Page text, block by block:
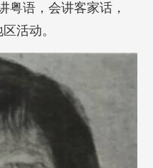
粤语，会讲客家话，
活动。